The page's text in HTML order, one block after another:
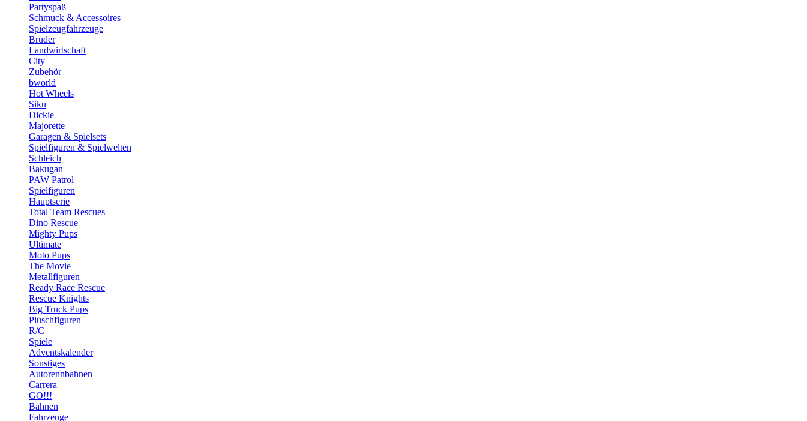
Partyspaß
Schmuck & Accessoires
Spielzeugfahrzeuge
Bruder
Landwirtschaft
City
Zubehör
bworld
Hot Wheels
Siku
Dickie
Majorette
Garagen & Spielsets
Spielfiguren & Spielwelten
Schleich
Bakugan
PAW Patrol
Spielfiguren
Hauptserie
Total Team Rescues
Dino Rescue
Mighty Pups
Ultimate
Moto Pups
The Movie
Metallfiguren
Ready Race Rescue
Rescue Knights
Big Truck Pups
Plüschfiguren
R/C
Spiele
Adventskalender
Sonstiges
Autorennbahnen
Carrera
GO!!!
Bahnen
Fahrzeuge